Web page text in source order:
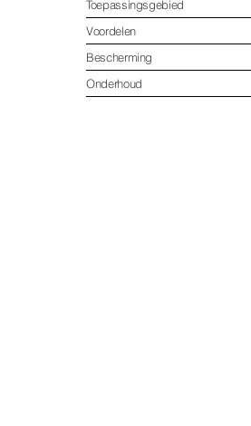
Toepassingsgebied
Voordelen
Bescherming
Onderhoud